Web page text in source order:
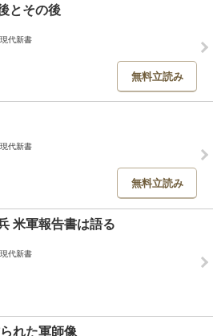
とその後
代新書
無料立読み
代新書
無料立読み
米軍報告書は語る
代新書
れた軍師像